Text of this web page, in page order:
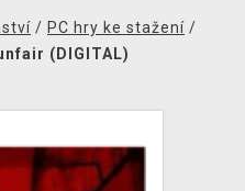
/ PC hry ke stažení /
(DIGITAL)